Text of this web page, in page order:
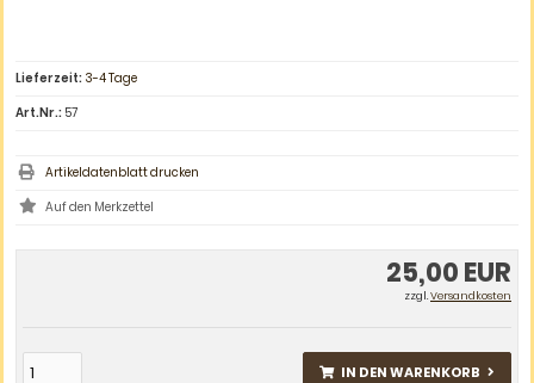
25,00 EUR
zzgl.Versandkosten
IN DEN WARENKORB
Lieferzeit: 3-4 Tage
Art.Nr.: 57
Artikeldatenblatt drucken